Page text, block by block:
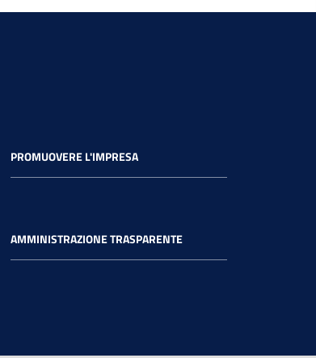
PROMUOVERE L'IMPRESA
AMMINISTRAZIONE TRASPARENTE